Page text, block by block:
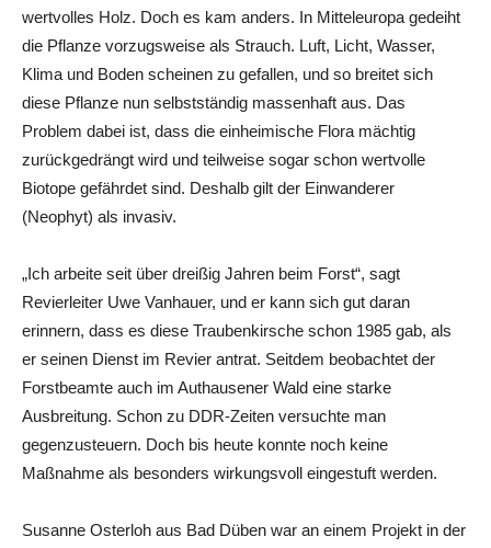
wertvolles Holz. Doch es kam anders. In Mitteleuropa gedeiht
die Pflanze vorzugsweise als Strauch. Luft, Licht, Wasser,
Klima und Boden scheinen zu gefallen, und so breitet sich
diese Pflanze nun selbstständig massenhaft aus. Das
Problem dabei ist, dass die einheimische Flora mächtig
zurückgedrängt wird und teilweise sogar schon wertvolle
Biotope gefährdet sind. Deshalb gilt der Einwanderer
(Neophyt) als invasiv.
„Ich arbeite seit über dreißig Jahren beim Forst“, sagt
Revierleiter Uwe Vanhauer, und er kann sich gut daran
erinnern, dass es diese Traubenkirsche schon 1985 gab, als
er seinen Dienst im Revier antrat. Seitdem beobachtet der
Forstbeamte auch im Authausener Wald eine starke
Ausbreitung. Schon zu DDR-Zeiten versuchte man
gegenzusteuern. Doch bis heute konnte noch keine
Maßnahme als besonders wirkungsvoll eingestuft werden.
Susanne Osterloh aus Bad Düben war an einem Projekt in der